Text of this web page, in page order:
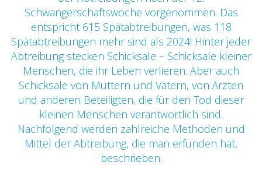
Schwangerschaftswoche vorgenommen. Das
entspricht 615 Spätabtreibungen, was 118
Spätabtreibungen mehr sind als 2024! Hinter jeder
Abtreibung stecken Schicksale – Schicksale kleiner
Menschen, die ihr Leben verlieren. Aber auch
Schicksale von Müttern und Vätern, von Ärzten
und anderen Beteiligten, die für den Tod dieser
kleinen Menschen verantwortlich sind.
Nachfolgend werden zahlreiche Methoden und
Mittel der Abtreibung, die man erfunden hat,
beschrieben.